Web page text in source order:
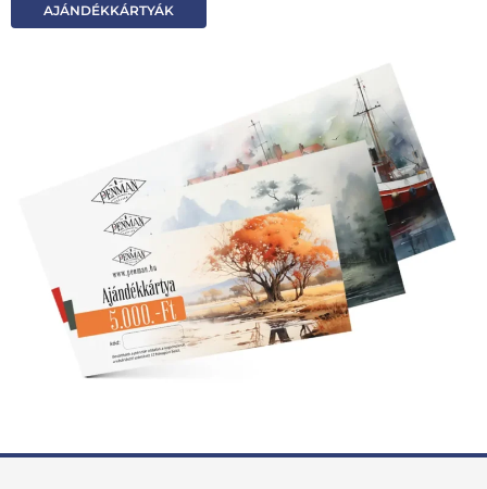
AJÁNDÉKKÁRTYÁK